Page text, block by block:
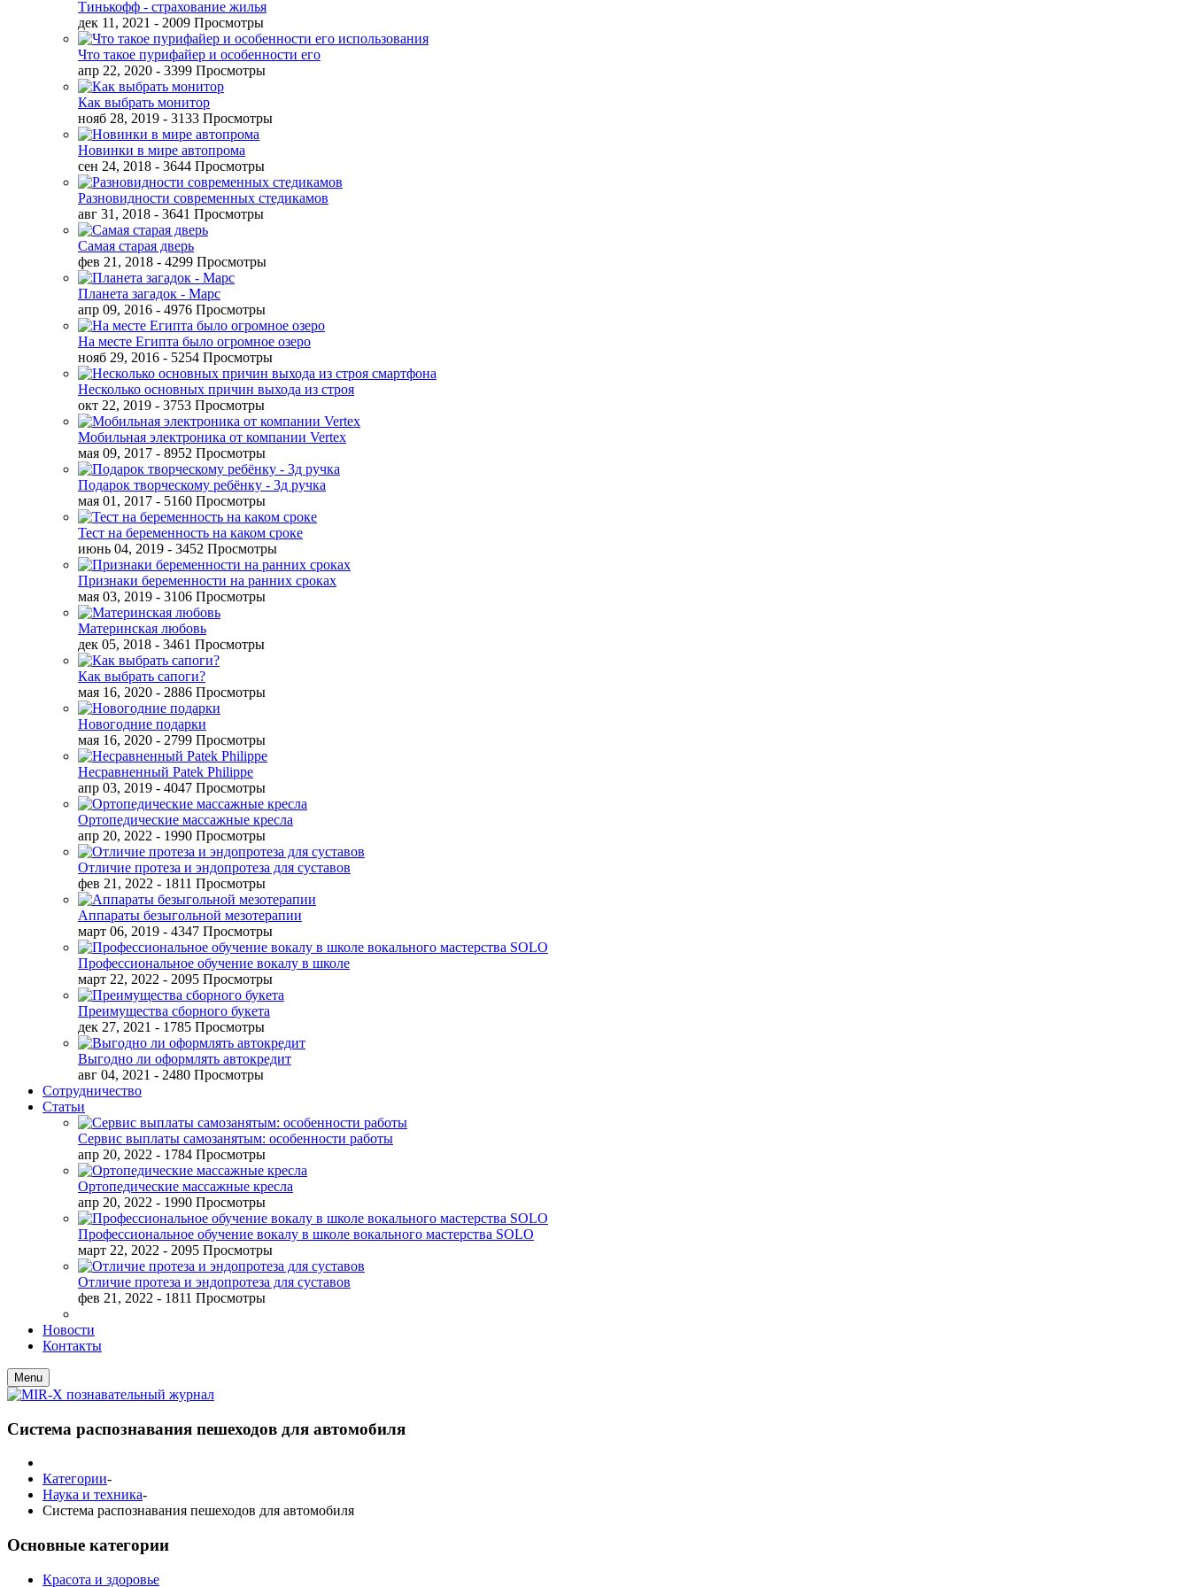
Тинькофф - страхование жилья
дек 11, 2021 - 2009 Просмотры
Что такое пурифайер и особенности его
апр 22, 2020 - 3399 Просмотры
Как выбрать монитор
нояб 28, 2019 - 3133 Просмотры
Новинки в мире автопрома
сен 24, 2018 - 3644 Просмотры
Разновидности современных стедикамов
авг 31, 2018 - 3641 Просмотры
Самая старая дверь
фев 21, 2018 - 4299 Просмотры
Планета загадок - Марс
апр 09, 2016 - 4976 Просмотры
На месте Египта было огромное озеро
нояб 29, 2016 - 5254 Просмотры
Несколько основных причин выхода из строя
окт 22, 2019 - 3753 Просмотры
Мобильная электроника от компании Vertex
мая 09, 2017 - 8952 Просмотры
Подарок творческому ребёнку - 3д ручка
мая 01, 2017 - 5160 Просмотры
Тест на беременность на каком сроке
июнь 04, 2019 - 3452 Просмотры
Признаки беременности на ранних сроках
мая 03, 2019 - 3106 Просмотры
Материнская любовь
дек 05, 2018 - 3461 Просмотры
Как выбрать сапоги?
мая 16, 2020 - 2886 Просмотры
Новогодние подарки
мая 16, 2020 - 2799 Просмотры
Несравненный Patek Philippe
апр 03, 2019 - 4047 Просмотры
Ортопедические массажные кресла
апр 20, 2022 - 1990 Просмотры
Отличие протеза и эндопротеза для суставов
фев 21, 2022 - 1811 Просмотры
Аппараты безыгольной мезотерапии
март 06, 2019 - 4347 Просмотры
Профессиональное обучение вокалу в школе
март 22, 2022 - 2095 Просмотры
Преимущества сборного букета
дек 27, 2021 - 1785 Просмотры
Выгодно ли оформлять автокредит
авг 04, 2021 - 2480 Просмотры
Сотрудничество
Статьи
Сервис выплаты самозанятым: особенности работы
апр 20, 2022 - 1784 Просмотры
Ортопедические массажные кресла
апр 20, 2022 - 1990 Просмотры
Профессиональное обучение вокалу в школе вокального мастерства SOLO
март 22, 2022 - 2095 Просмотры
Отличие протеза и эндопротеза для суставов
фев 21, 2022 - 1811 Просмотры
Новости
Контакты
Menu
Система распознавания пешеходов для автомобиля
Категории-
Наука и техника-
Система распознавания пешеходов для автомобиля
Основные категории
Красота и здоровье